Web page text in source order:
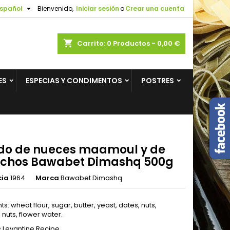
Bienvenido, Iniciar sesiónoCrear una cuenta

shopping_cart Carrito: 0 Productos - 0,00 €
ESPECIAS Y CONDIMENTOS POSTRES
de nueces maamoul y de
Bawabet Dimashq 500g
1964 Marca Bawabet Dimashq
wheat flour, sugar, butter, yeast, dates, nuts,
flower water.